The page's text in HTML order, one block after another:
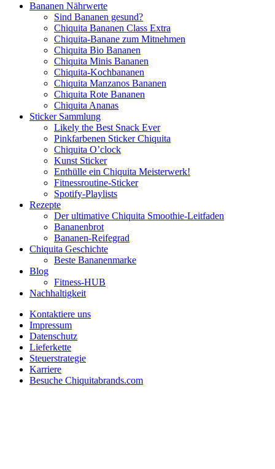
Bananen Nährwerte
Sind Bananen gesund?
Chiquita Bananen Class Extra
Chiquita-Banane zum Mitnehmen
Chiquita Bio Bananen
Chiquita Minis Bananen
Chiquita-Kochbananen
Chiquita Manzanos Bananen
Chiquita Rote Bananen
Chiquita Ananas
Sticker Sammlung
Likely the Best Snack Ever
Pinkfarbenen Sticker Chiquita
Chiquita O’clock
Kunst Sticker
Enthülle ein Chiquita Meisterwerk!
Fitnessroutine-Sticker
Spotify-Playlists
Rezepte
Der ultimative Chiquita Smoothie-Leitfaden
Bananenbrot
Bananen-Reifegrad
Chiquita Geschichte
Beste Bananenmarke
Blog
Fitness-HUB
Nachhaltigkeit
Kontaktiere uns
Impressum
Datenschutz
Lieferkette
Steuerstrategie
Karriere
Besuche Chiquitabrands.com